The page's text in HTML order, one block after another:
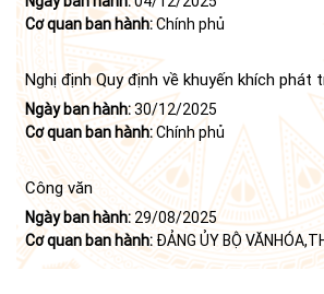
hiện Nghị quyết số 23-NQ/TW ngày 16
của Bộ Chính trị (khóa X) về "tiếp tục xây
văn học, nghệ thuật trong thời kỳ mới"
Cơ quan ban hành:Chính phủ
Nghị định Quy định về khuyến khích phát
Ngày ban hành:30/12/2025
Cơ quan ban hành:Chính phủ
Công văn
Ngày ban hành: 29/08/2025
Cơ quan ban hành: ĐẢNG ỦY BỘ